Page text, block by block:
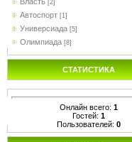
[2]
Автоспорт [1]
Универсиада [5]
Олимпиада [8]
СТАТИСТИКА
Онлайн всего: 1
Гостей: 1
Пользователей: 0